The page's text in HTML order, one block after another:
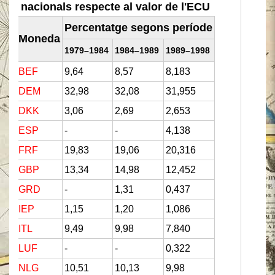
nacionals respecte al valor de l'ECU
Moneda
Percentatge segons període
1979–1984 1984–1989 1989–1998
BEF 9,64 8,57
8,183
DEM
32,98 32,08
31,955
DKK
3,06 2,69
2,653
ESP
- -
4,138
FRF
19,83 19,06
20,316
GBP
13,34 14,98
12,452
GRD
- 1,31
0,437
IEP
1,15 1,20
1,086
ITL
9,49 9,98
7,840
LUF
- -
0,322
NLG
10,51 10,13
9,98